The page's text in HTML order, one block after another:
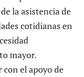
la asistencia de
cotidianas en
mayor.
con el apoyo de